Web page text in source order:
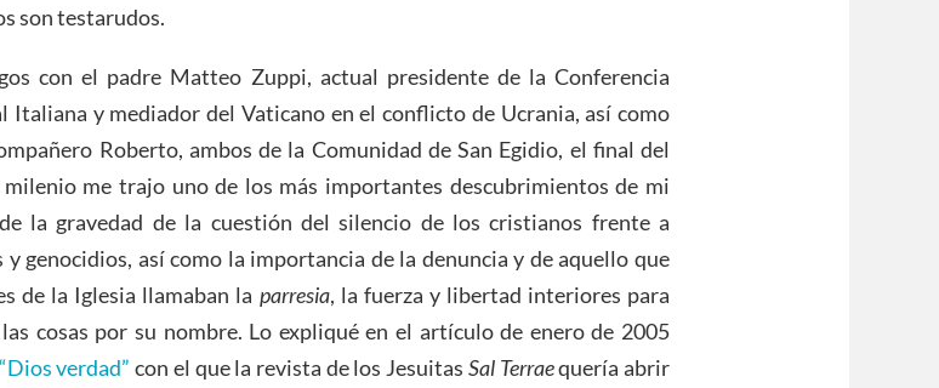
son testarudos.
con el padre Matteo Zuppi, actual presidente de la Conferencia
Italiana y mediador del Vaticano en el conflicto de Ucrania, así como
Roberto, ambos de la Comunidad de San Egidio, el final del
milenio me trajo uno de los más importantes descubrimientos de mi
la gravedad de la cuestión del silencio de los cristianos frente a
y genocidios, así como la importancia de la denuncia y de aquello que
de la Iglesia llamaban la parresia, la fuerza y libertad interiores para
cosas por su nombre. Lo expliqué en el artículo de enero de 2005
“Dios verdad” con el que la revista de los Jesuitas Sal Terraequería abrir